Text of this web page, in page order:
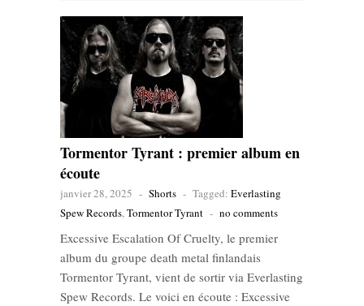
Tormentor Tyrant : premier album en
écoute
janvier 28, 2025 - Shorts - Tagged: Everlasting
Spew Records,Tormentor Tyrant - no comments
Excessive Escalation Of Cruelty, le premier
album du groupe death metal finlandais
Tormentor Tyrant, vient de sortir via Everlasting
Spew Records. Le voici en écoute : Excessive